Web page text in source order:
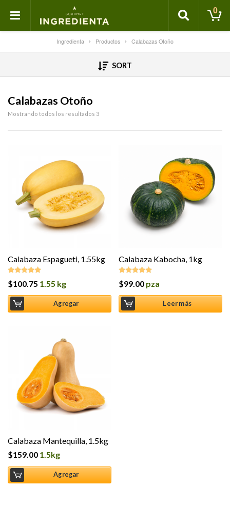
0
Ingredienta Productos Calabazas Otoño
SORT
Calabazas Otoño
Mostrando todos los resultados 3
Calabaza Espagueti, 1.55kg
Valorado en
$100.75 1.55 kg
Agregar
Calabaza Kabocha, 1kg
Valorado en
$99.00 pza
Leer más
Calabaza Mantequilla, 1.5kg
$159.00 1.5kg
Agregar